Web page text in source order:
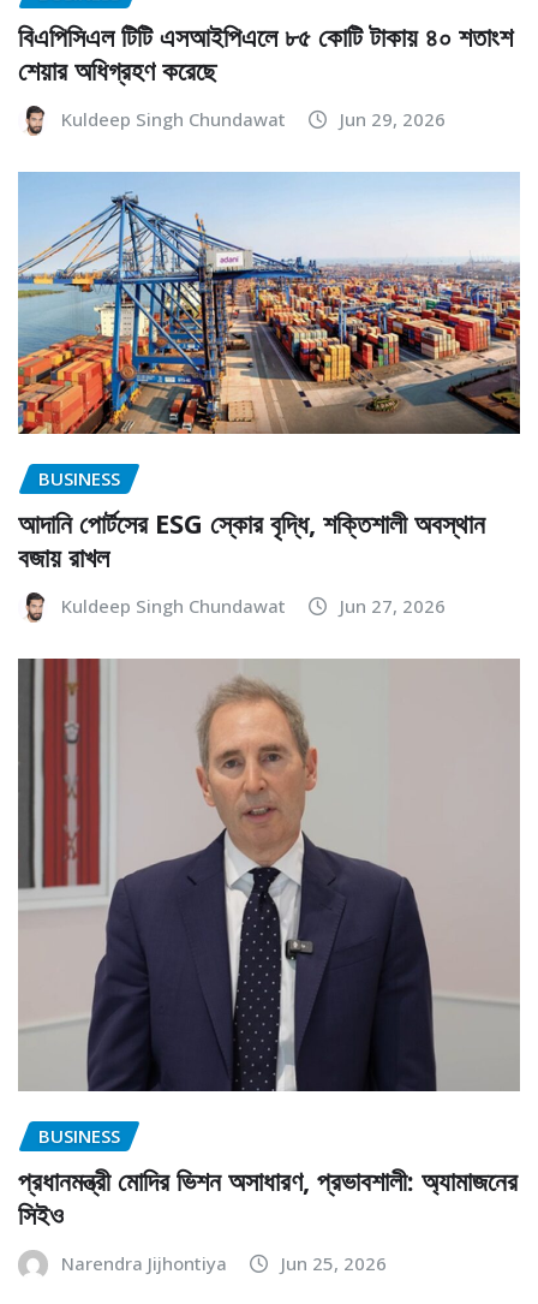
বিএপিসিএল টিটি এসআইপিএলে ৮৫ কোটি টাকায় ৪০ শতাংশ
শেয়ার অধিগ্রহণ করেছে
Kuldeep Singh Chundawat Jun 29, 2026
BUSINESS
আদানি পোর্টসের ESG স্কোর বৃদ্ধি, শক্তিশালী অবস্থান
বজায় রাখল
Kuldeep Singh Chundawat Jun 27, 2026
BUSINESS
প্রধানমন্ত্রী মোদির ভিশন অসাধারণ, প্রভাবশালী: অ্যামাজনের
সিইও
Narendra Jijhontiya Jun 25, 2026